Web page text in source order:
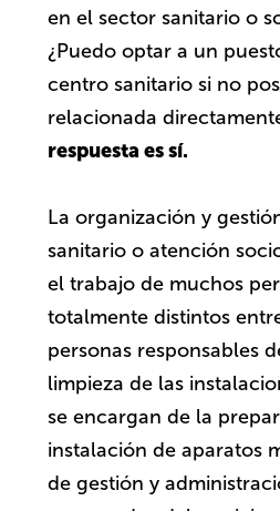
en el sector sanitario o
¿Puedo optar a un
centro sanitario si no
relacionada
respuesta es sí.
La organización y
sanitario o atención
el trabajo de muchos
totalmente distintos
personas responsables
limpieza de las
se encargan de la
instalación de aparatos
de gestión y